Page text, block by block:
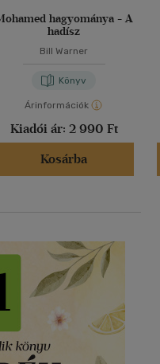
hagyománya - A
hadísz
Bill Warner
Könyv
Árinformációk
Kiadói ár: 2 990 Ft
Kosárba